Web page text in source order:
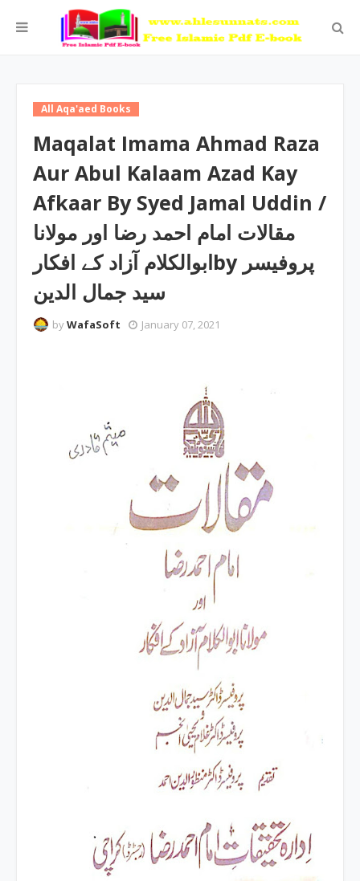
All Aqa'aed Books
Maqalat Imama Ahmad Raza
Aur Abul Kalaam Azad Kay
Afkaar By Syed Jamal Uddin ‎/
مقالات امام احمد رضا اور مولانا
ابوالکلام آزاد کے افکارby ‎پروفیسر
سید جمال الدین
byWafaSoft January 07, 2021